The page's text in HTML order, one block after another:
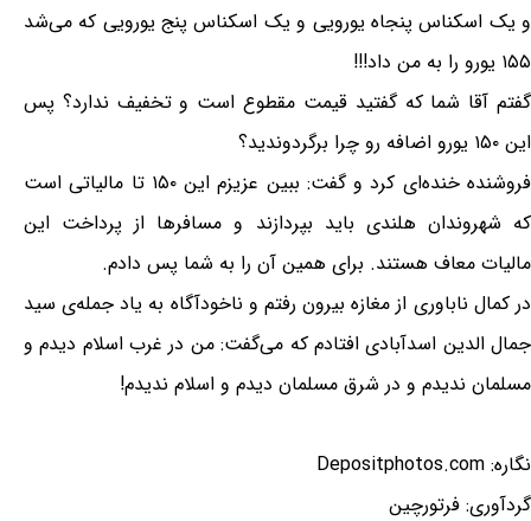
و یک اسکناس پنجاه یورویی و یک اسکناس پنج یورویی که می‌شد
۱۵۵ یورو را به من داد!!!
گفتم آقا شما که گفتید قیمت مقطوع است و تخفیف ندارد؟ پس
این ۱۵۰ یورو اضافه رو چرا برگردوندید؟
فروشنده خنده‌ای کرد و گفت: ببین عزیزم این ۱۵۰ تا مالیاتی است
که شهروندان هلندی باید بپردازند و مسافرها از پرداخت این
مالیات معاف هستند. برای همین آن را به شما پس دادم.
در کمال ناباوری از مغازه بیرون رفتم و ناخودآگاه به یاد جمله‌ی سید
جمال الدین اسدآبادی افتادم که می‌گفت: من در غرب اسلام دیدم و
مسلمان ندیدم و در شرق مسلمان دیدم و اسلام ندیدم!
نگاره: Depositphotos.com
گردآوری: فرتورچین